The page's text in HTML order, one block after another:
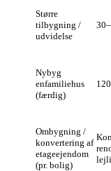
Større
tilbygning /
udvidelse
Nybyg
enfamiliehus
(færdig)
Ombygning /
konvertering af
etageejendom
(pr. bolig)